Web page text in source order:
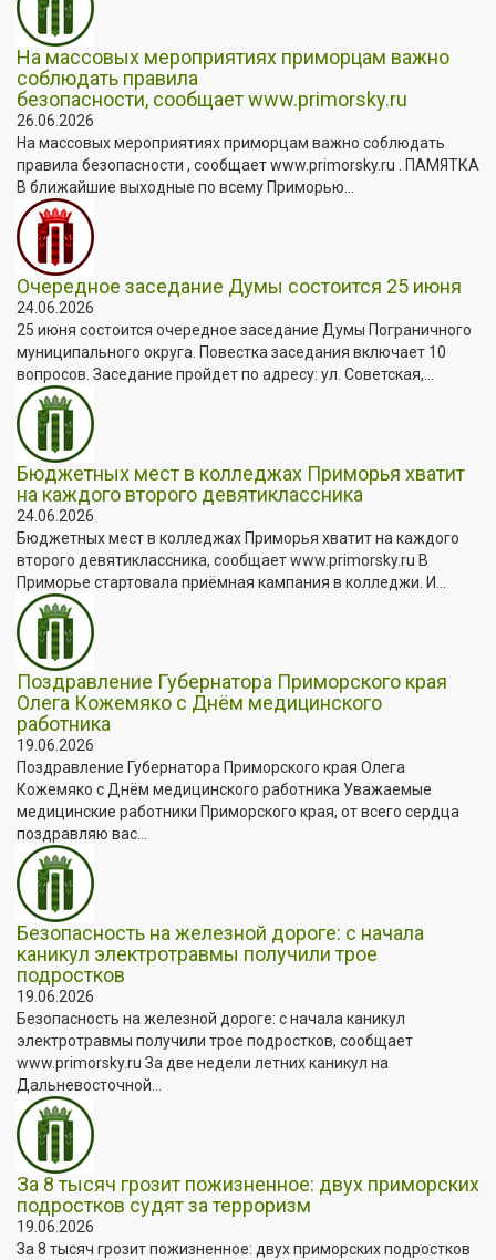
На массовых мероприятиях приморцам важно
соблюдать правила
безопасности, сообщает www.primorsky.ru
26.06.2026
На массовых мероприятиях приморцам важно соблюдать
правила безопасности , сообщает www.primorsky.ru . ПАМЯТКА
В ближайшие выходные по всему Приморью...
Очередное заседание Думы состоится 25 июня
24.06.2026
25 июня состоится очередное заседание Думы Пограничного
муниципального округа. Повестка заседания включает 10
вопросов. Заседание пройдет по адресу: ул. Советская,...
Бюджетных мест в колледжах Приморья хватит
на каждого второго девятиклассника
24.06.2026
Бюджетных мест в колледжах Приморья хватит на каждого
второго девятиклассника, сообщает www.primorsky.ru В
Приморье стартовала приёмная кампания в колледжи. И...
Поздравление Губернатора Приморского края
Олега Кожемяко с Днём медицинского
работника
19.06.2026
Поздравление Губернатора Приморского края Олега
Кожемяко с Днём медицинского работника Уважаемые
медицинские работники Приморского края, от всего сердца
поздравляю вас...
Безопасность на железной дороге: с начала
каникул электротравмы получили трое
подростков
19.06.2026
Безопасность на железной дороге: с начала каникул
электротравмы получили трое подростков, сообщает
www.primorsky.ru За две недели летних каникул на
Дальневосточной...
За 8 тысяч грозит пожизненное: двух приморских
подростков судят за терроризм
19.06.2026
За 8 тысяч грозит пожизненное: двух приморских подростков